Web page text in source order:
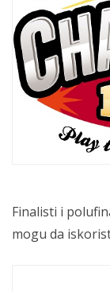
Finalisti i
mogu da